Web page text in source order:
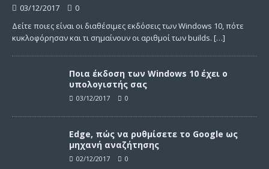
03/12/2017
0
Δείτε ποιες είναι οι διαθέσιμες εκδόσεις των Windows 10, πότε
κυκλοφόρησαν και τι σημαίνουν οι αριθμοί των builds. […]
Ποια έκδοση των Windows 10 έχει ο
υπολογιστής σας
03/12/2017 0
Edge, πώς να ρυθμίσετε το Google ως
μηχανή αναζήτησης
02/12/2017 0